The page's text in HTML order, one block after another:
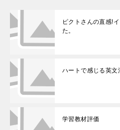
ピクトさんの直感!
た。
ハートで感じる英文
学習教材評価